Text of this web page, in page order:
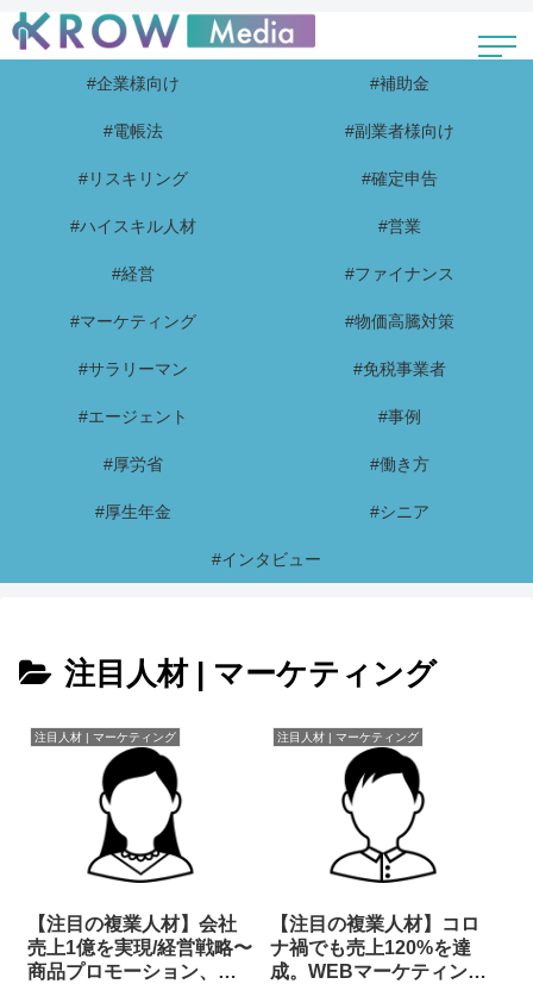
#企業様向け #補助金
#電帳法 #副業者様向け
#リスキリング #確定申告
#ハイスキル人材 #営業
#経営 #ファイナンス
#マーケティング #物価高騰対策
#サラリーマン #免税事業者
#エージェント #事例
#厚労省 #働き方
#厚生年金 #シニア
#インタビュー
注目人材 | マーケティング
注目人材 | マーケティング
【注目の複業人材】会社
売上1億を実現/経営戦略〜
商品プロモーション、
注目人材 | マーケティング
【注目の複業人材】コロ
ナ禍でも売上120%を達
成。WEBマーケティング